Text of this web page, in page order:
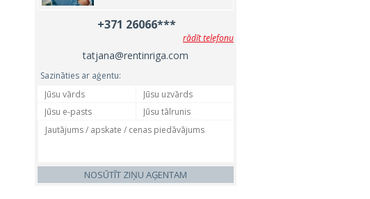
+371 26066***
rādīt telefonu
tatjana@rentinriga.com
Sazināties ar aģentu:
NOSŪTĪT ZIŅU AĢENTAM